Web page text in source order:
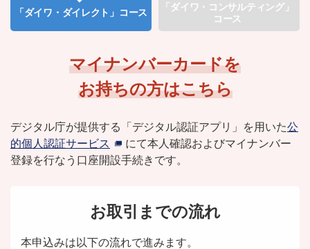
「ダイワ・ダイレクト」 コース
「ダイワ・コンサルティング」
コース
マイナンバーカードを
お持ちの方はこちら
デジタル庁が提供する「デジタル認証アプリ」を用いた公
的個人認証サービス
にて本人確認およびマイナンバー
登録を行なう口座開設手続きです。
お取引までの流れ
本申込みは以下の流れで進みます。